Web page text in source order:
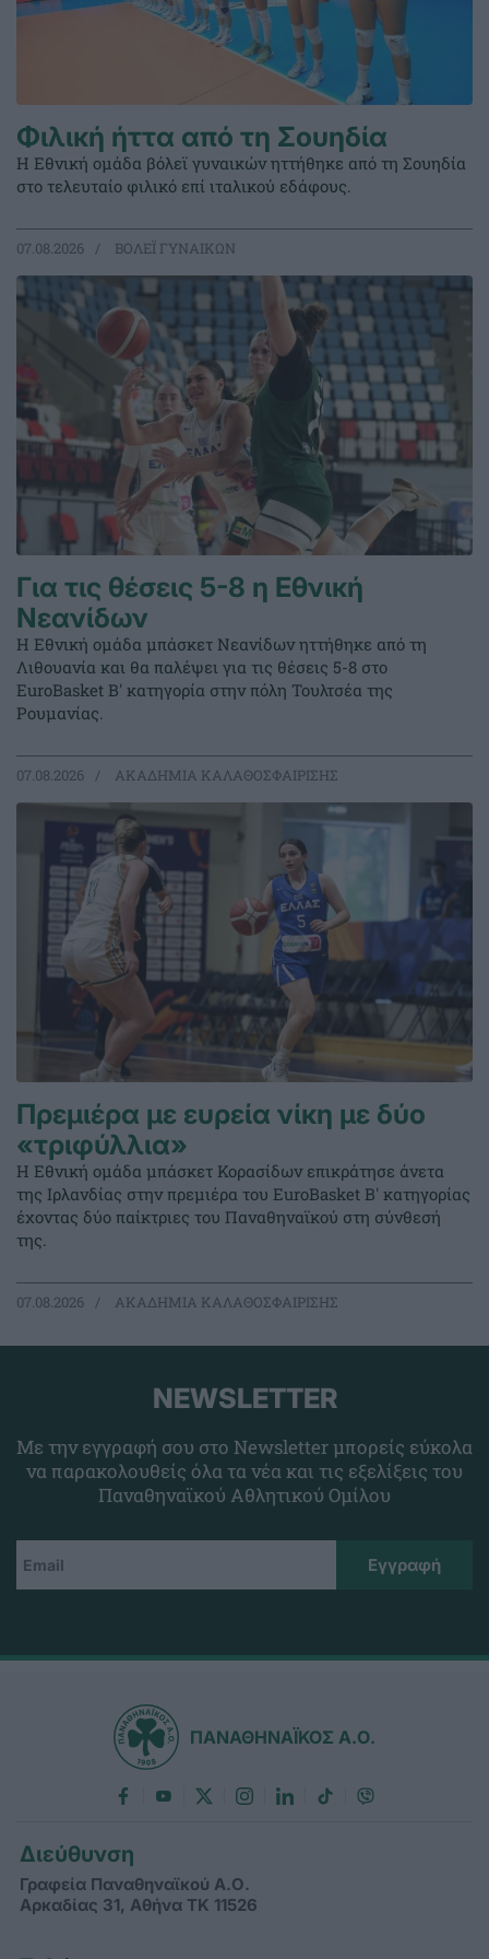
Φιλική ήττα από τη Σουηδία
Η Εθνική ομάδα βόλεϊ γυναικών ηττήθηκε από τη Σουηδία
στο τελευταίο φιλικό επί ιταλικού εδάφους.
07.08.2026 ΒΟΛΕΪ ΓΥΝΑΙΚΩΝ
Για τις θέσεις 5-8 η Εθνική
Νεανίδων
Η Εθνική ομάδα μπάσκετ Νεανίδων ηττήθηκε από τη
Λιθουανία και θα παλέψει για τις θέσεις 5-8 στο
EuroBasket Β' κατηγορία στην πόλη Τουλτσέα της
Ρουμανίας.
07.08.2026 ΑΚΑΔΗΜΙΑ ΚΑΛΑΘΟΣΦΑΙΡΙΣΗΣ
Πρεμιέρα με ευρεία νίκη με δύο
«τριφύλλια»
Η Εθνική ομάδα μπάσκετ Κορασίδων επικράτησε άνετα
της Ιρλανδίας στην πρεμιέρα του EuroBasket Β' κατηγορίας
έχοντας δύο παίκτριες του Παναθηναϊκού στη σύνθεσή
της.
07.08.2026 ΑΚΑΔΗΜΙΑ ΚΑΛΑΘΟΣΦΑΙΡΙΣΗΣ
NEWSLETTER
Με την εγγραφή σου στο Newsletter μπορείς εύκολα
να παρακολουθείς όλα τα νέα και τις εξελίξεις του
Παναθηναϊκού Αθλητικού Ομίλου
ΠΑΝΑΘΗΝΑΪΚΟΣ Α.Ο.
Διεύθυνση
Γραφεία Παναθηναϊκού Α.Ο.
Αρκαδίας 31, Αθήνα ΤΚ 11526